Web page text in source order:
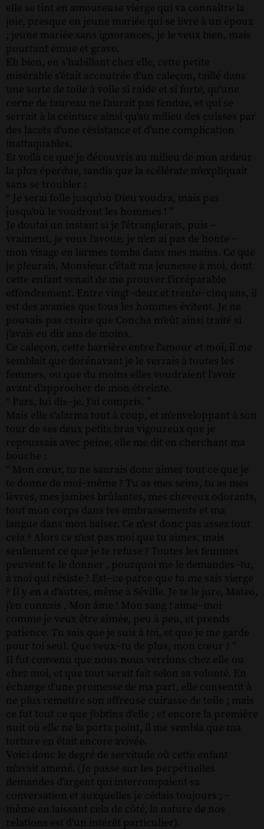
elle se tint en amoureuse vierge qui va connaître la
joie, presque en jeune mariée qui se livre à un époux
; jeune mariée sans ignorances, je le veux bien, mais
pourtant émue et grave.
Eh bien, en s'habillant chez elle, cette petite
misérable s'était accoutrée d'un caleçon, taillé dans
une sorte de toile à voile si raide et si forte, qu'une
corne de taureau ne l'aurait pas fendue, et qui se
serrait à la ceinture ainsi qu'au milieu des cuisses par
des lacets d'une résistance et d'une complication
inattaquables.
Et voilà ce que je découvris au milieu de mon ardeur
la plus éperdue, tandis que la scélérate m'expliquait
sans se troubler :
“ Je serai folle jusqu'où Dieu voudra, mais pas
jusqu'où le voudront les hommes ! ”
Je doutai un instant si je l'étranglerais, puis −
vraiment, je vous l'avoue, je n'en ai pas de honte −
mon visage en larmes tomba dans mes mains. Ce que
je pleurais, Monsieur c'était ma jeunesse à moi, dont
cette enfant venait de me prouver l'irréparable
effondrement. Entre vingt−deux et trente−cinq ans, il
est des avanies que tous les hommes évitent. Je ne
pouvais pas croire que Concha m'eût ainsi traité si
j'avais eu dix ans de moins.
Ce caleçon, cette barrière entre l'amour et moi, il me
semblait que dorénavant je le verrais à toutes les
femmes, ou que du moins elles voudraient l'avoir
avant d'approcher de mon étreinte.
“ Pars, lui dis−je. J'ai compris. ”
Mais elle s'alarma tout à coup, et m'enveloppant à son
tour de ses deux petits bras vigoureux que je
repoussais avec peine, elle me dit en cherchant ma
bouche :
“ Mon cœur, tu ne saurais donc aimer tout ce que je
te donne de moi−même ? Tu as mes seins, tu as mes
lèvres, mes jambes brûlantes, mes cheveux odorants,
tout mon corps dans tes embrassements et ma
langue dans mon baiser. Ce n'est donc pas assez tout
cela ? Alors ce n'est pas moi que tu aimes, mais
seulement ce que je te refuse ? Toutes les femmes
peuvent te le donner , pourquoi me le demandes−tu,
à moi qui résiste ? Est−ce parce que tu me sais vierge
? Il y en a d'autres, même à Séville. Je te le jure, Mateo,
j'en connais , Mon âme ! Mon sang ! aime−moi
comme je veux être aimée, peu à peu, et prends
patience. Tu sais que je suis à toi, et que je me garde
pour toi seul. Que veux−tu de plus, mon cœur ? ”
Il fut convenu que nous nous verrions chez elle ou
chez moi, et que tout serait fait selon sa volonté. En
échange d'une promesse de ma part, elle consentit à
ne plus remettre son affreuse cuirasse de toile ; mais
ce fut tout ce que j'obtins d'elle ; et encore la première
nuit où elle ne la porta point, il me sembla que ma
torture en était encore avivée.
Voici donc le degré de servitude où cette enfant
m'avait amené. (Je passe sur les perpétuelles
demandes d'argent qui interrompaient sa
conversation et auxquelles je cédais toujours ; −
même en laissant cela de côté, la nature de nos
relations est d'un intérêt particulier).